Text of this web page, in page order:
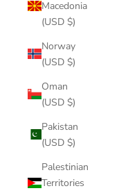
Macedonia
(USD $)
Norway
(USD $)
Oman
(USD $)
Pakistan
(USD $)
Palestinian
Territories